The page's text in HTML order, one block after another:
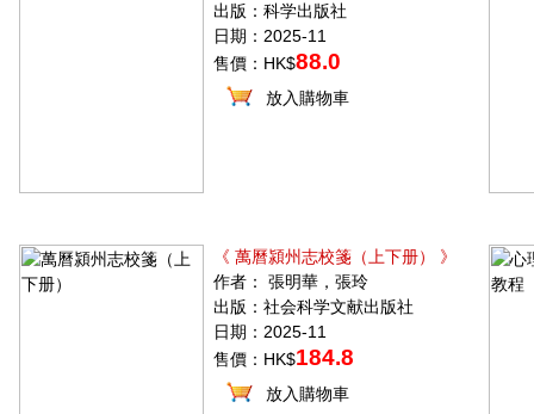
出版：科学出版社
日期：2025-11
售價：HK$88.0
放入購物車
《 萬曆潁州志校箋（上下册） 》
作者： 張明華，張玲
出版：社会科学文献出版社
日期：2025-11
售價：HK$184.8
放入購物車